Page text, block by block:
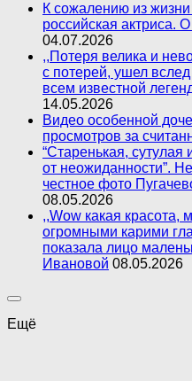
К сожалению из
российская актриса.
04.07.2026
,,Потеря велика и
с потерей, ушел
всем известной
14.05.2026
Видео особенной
просмотров за
“Старенькая,
от неожиданности”.
честное фото
08.05.2026
,,Wow какая красота,
огромными карими
показала лицо
Ивановой 08.05.2026
Ещё